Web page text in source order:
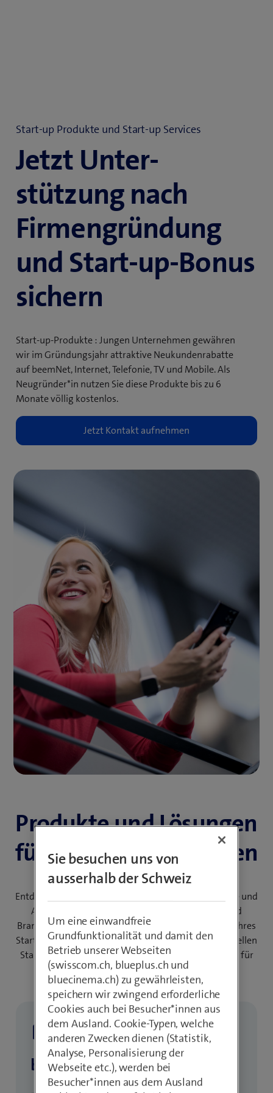
Start-up Produkte und Start-up Services
Jetzt Unter­
stützung nach
Firmen­gründung
und Start-up-Bonus
sichern
Start-up-Produkte : Jungen Unternehmen gewähren
wir im Gründungs­jahr attraktive Neukundenrabatte
auf beemNet, Internet, Telefonie, TV und Mobile. Als
Neugründer*in nutzen Sie diese Produkte bis zu 6
Monate völlig kostenlos.
Produkte und Lösungen
für junge Unternehmen
Entdecken Sie Kommunikationslösungen, IT-Produkte und
Arbeitsplätze aus der Cloud sowie Sicherheits- und
Branchenlösungen, die optimal zu den Bedürfnissen Ihres
Start-ups passen. Profitieren Sie von unserer individuellen
Start-up-Beratung und attraktiven Vergünstigungen für
Neugründer*innen.
Start-Up-Vorteil: 6 Monate kostenlos*
beem Office
Sie besuchen uns von
ausserhalb der Schweiz
Um eine einwandfreie
Grundfunktionalität und damit den
Betrieb unserer Webseiten
(swisscom.ch, blueplus.ch und
bluecinema.ch) zu gewährleisten,
speichern wir zwingend erforderliche
Cookies auch bei Besucher*innen aus
dem Ausland. Cookie-Typen, welche
anderen Zwecken dienen (Statistik,
Analyse, Personalisierung der
Webseite etc.), werden bei
Besucher*innen aus dem Ausland